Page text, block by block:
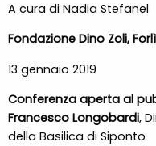
A cura di Nadia Stefanel
Fondazione Dino Zoli, Forlì
13 gennaio 2019
Conferenza aperta al
Francesco Longobardi,
della Basilica di Siponto